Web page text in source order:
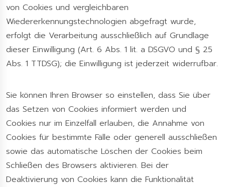
von Cookies und vergleichbaren
Wiedererkennungstechnologien abgefragt wurde,
erfolgt die Verarbeitung ausschließlich auf Grundlage
dieser Einwilligung (Art. 6 Abs. 1 lit. a DSGVO und § 25
Abs. 1 TTDSG); die Einwilligung ist jederzeit widerrufbar.
Sie können Ihren Browser so einstellen, dass Sie über
das Setzen von Cookies informiert werden und
Cookies nur im Einzelfall erlauben, die Annahme von
Cookies für bestimmte Fälle oder generell ausschließen
sowie das automatische Löschen der Cookies beim
Schließen des Browsers aktivieren. Bei der
Deaktivierung von Cookies kann die Funktionalität